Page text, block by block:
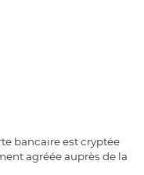
bancaire est cryptée
agréée auprès de la